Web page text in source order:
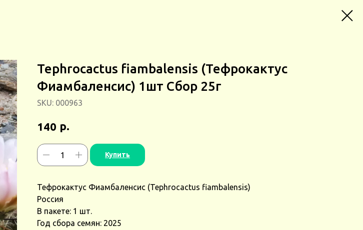
Tephrocactus fiambalensis (Тефрокактус
Фиамбаленсис) 1шт Сбор 25г
SKU: 000963
140 р.
Купить
Тефрокактус Фиамбаленсис (Tephrocactus fiambalensis)
Россия
В пакете: 1 шт.
Год сбора семян: 2025